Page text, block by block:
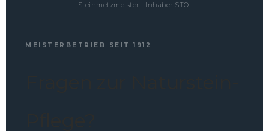
MEISTERBETRIEB SEIT 1912
Steinmetzmeister · Inhaber STOI